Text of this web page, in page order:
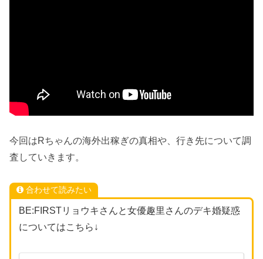
今回はRちゃんの海外出稼ぎの真相や、行き先について調
査していきます。
合わせて読みたい
BE:FIRSTリョウキさんと女優趣里さんのデキ婚疑惑
についてはこちら↓